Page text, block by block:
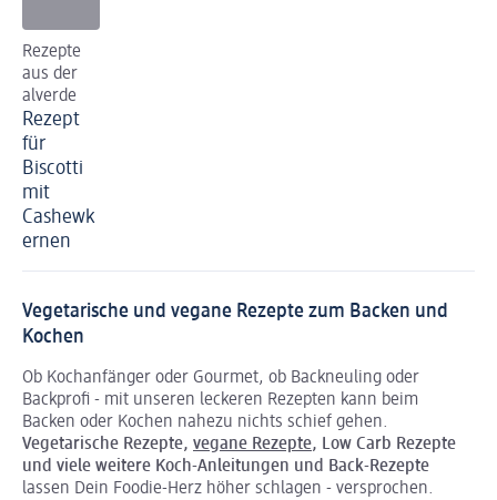
Rezepte
aus der
alverde
Rezept
für
Biscotti
mit
Cashewk
ernen
Vegetarische und vegane Rezepte zum Backen und
Kochen
Ob Kochanfänger oder Gourmet, ob Backneuling oder
Backprofi - mit unseren leckeren Rezepten kann beim
Backen oder Kochen nahezu nichts schief gehen.
Vegetarische Rezepte, vegane Rezepte, Low Carb Rezepte
und viele weitere Koch-Anleitungen und Back-Rezepte
lassen Dein Foodie-Herz höher schlagen - versprochen.